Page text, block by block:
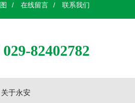
/ 在线留言 / 联系我们
82402782
关于永安